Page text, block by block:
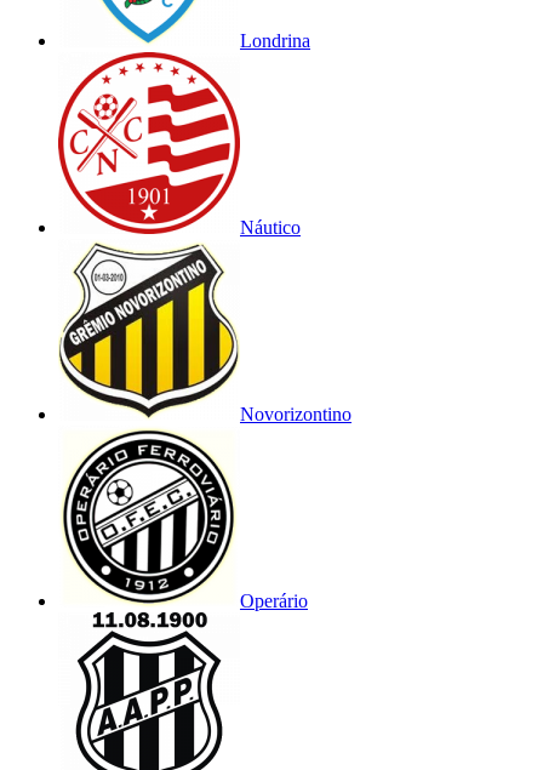
Londrina
Náutico
Novorizontino
Operário